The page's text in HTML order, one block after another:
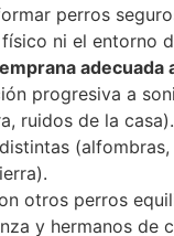
perros
ni el entorno
adecuada
progresiva a
ruidos de la casa).
otros perros
y hermanos de